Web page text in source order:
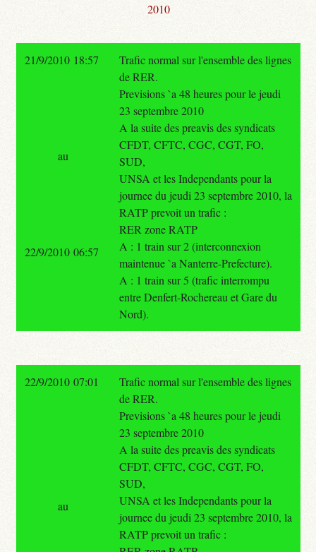
2010
21/9/2010 18:57
Trafic normal sur l'ensemble des lignes
de RER.
Previsions `a 48 heures pour le jeudi
23 septembre 2010
A la suite des preavis des syndicats
CFDT, CFTC, CGC, CGT, FO,
SUD,
UNSA et les Independants pour la
journee du jeudi 23 septembre 2010, la
RATP prevoit un trafic :
RER zone RATP
A : 1 train sur 2 (interconnexion
maintenue `a Nanterre-Prefecture).
A : 1 train sur 5 (trafic interrompu
entre Denfert-Rochereau et Gare du
Nord).
au
22/9/2010 06:57
22/9/2010 07:01
Trafic normal sur l'ensemble des lignes
de RER.
Previsions `a 48 heures pour le jeudi
23 septembre 2010
A la suite des preavis des syndicats
CFDT, CFTC, CGC, CGT, FO,
SUD,
UNSA et les Independants pour la
journee du jeudi 23 septembre 2010, la
RATP prevoit un trafic :
au